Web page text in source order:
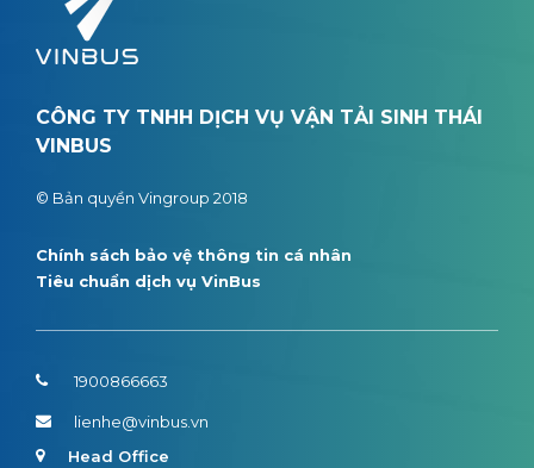
CÔNG TY TNHH DỊCH VỤ VẬN TẢI SINH THÁI
VINBUS
© Bản quyền Vingroup 2018
Chính sách bảo vệ thông tin cá nhân
Tiêu chuẩn dịch vụ VinBus
1900866663
lienhe@vinbus.vn
Head Office